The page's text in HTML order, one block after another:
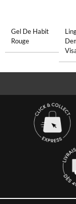
Gel De Habit
Rouge